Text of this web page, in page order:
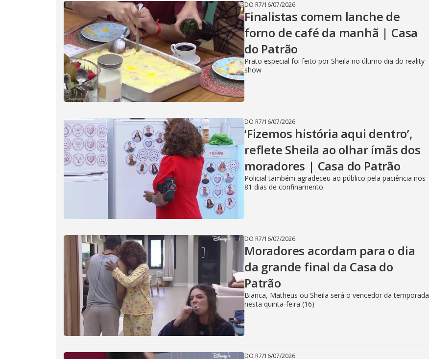
DO R7/16/07/2026
Finalistas comem lanche de
forno de café da manhã | Casa
do Patrão
Prato especial foi feito por Sheila no último dia do reality
show
DO R7/16/07/2026
‘Fizemos história aqui dentro’,
reflete Sheila ao olhar ímãs dos
moradores | Casa do Patrão
Policial também agradeceu ao público pela paciência nos
81 dias de confinamento
DO R7/16/07/2026
Moradores acordam para o dia
da grande final da Casa do
Patrão
Bianca, Matheus ou Sheila será o vencedor da temporada
nesta quinta-feira (16)
DO R7/16/07/2026